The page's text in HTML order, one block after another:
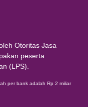
Otoritas Jasa
peserta
(LPS).
per bank adalah Rp 2 miliar